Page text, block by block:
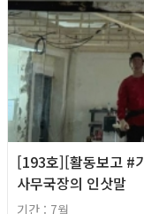
[193호][활동보고 #
사무국장의 인삿말
기간 : 7월